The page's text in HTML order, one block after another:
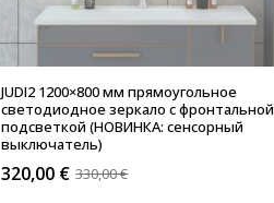
JUDI2 1200×800 мм прямоугольное
светодиодное зеркало с фронтальной
подсветкой (НОВИНКА: сенсорный
выключатель)
330,00€
Первоначальная
320,00 €
Текущая